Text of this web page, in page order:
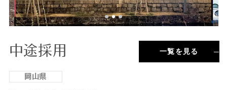
中途採用 一覧を見る
岡山県